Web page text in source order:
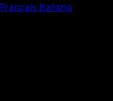
Français Italiano